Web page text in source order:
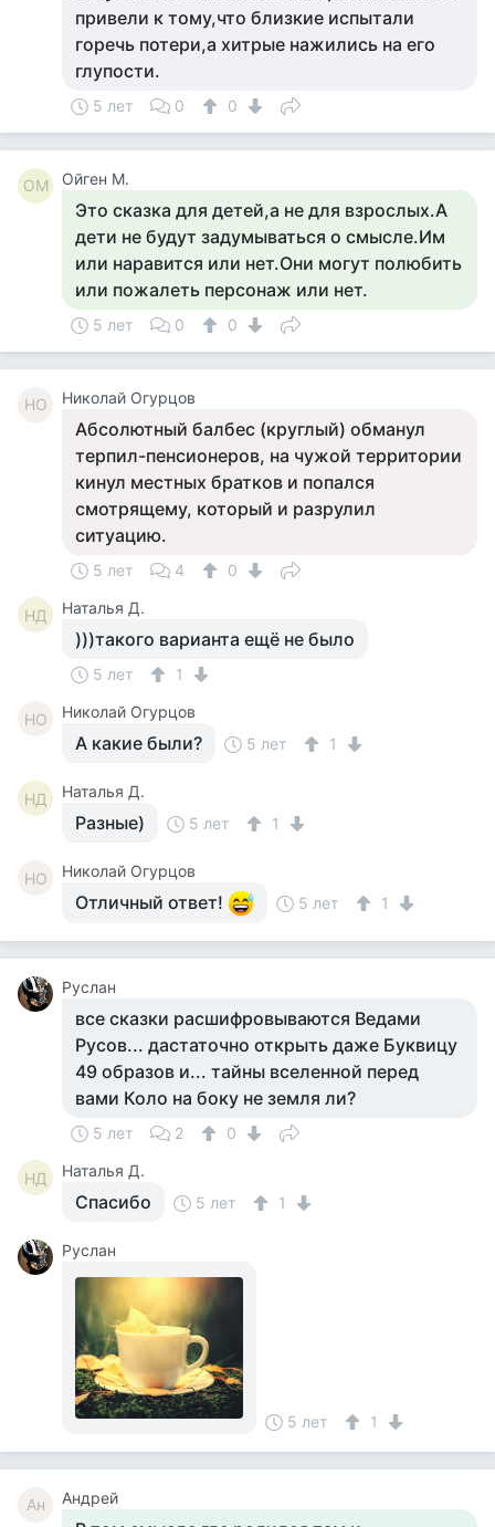
привели к тому,что близкие испытали
горечь потери,а хитрые нажились на его
глупости.
5 лет 0 0
ОМ Ойген М.
Это сказка для детей,а не для взрослых.А
дети не будут задумываться о смысле.Им
или наравится или нет.Они могут полюбить
или пожалеть персонаж или нет.
5 лет 0 0
НО Николай Огурцов
Абсолютный балбес (круглый) обманул
терпил-пенсионеров, на чужой территории
кинул местных братков и попался
смотрящему, который и разрулил
ситуацию.
5 лет 4 0
НД Наталья Д.
)))такого варианта ещё не было
5 лет 1
НО Николай Огурцов
А какие были? 5 лет 1
НД Наталья Д.
Разные) 5 лет 1
НО Николай Огурцов
Отличный ответ! 5 лет 1
Руслан
все сказки расшифровываются Ведами
Русов... дастаточно открыть даже Буквицу
49 образов и... тайны вселенной перед
вами Коло на боку не земля ли?
5 лет 2 0
НД Наталья Д.
Спасибо 5 лет 1
Руслан
5 лет 1
Ан Андрей